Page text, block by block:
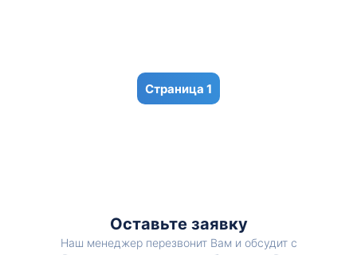
1
Оставьте заявку
Наш менеджер перезвонит Вам и обсудит с